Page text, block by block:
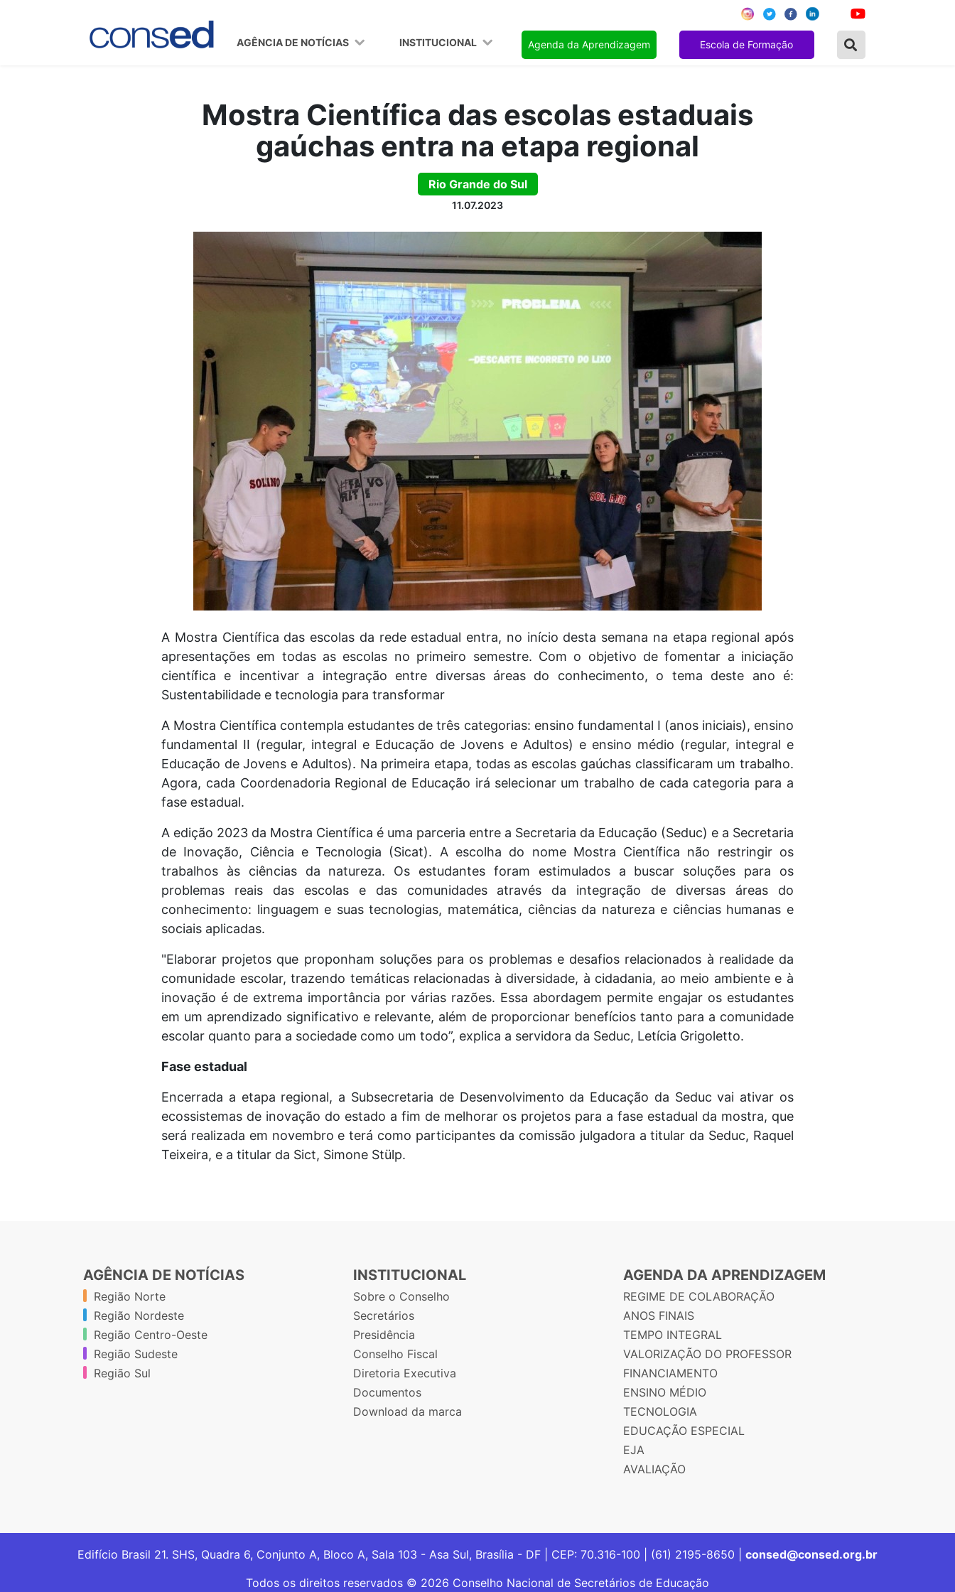
AGÊNCIA DE NOTÍCIAS INSTITUCIONAL Agenda da Aprendizagem Escola de Formação
Mostra Científica das escolas estaduais
gaúchas entra na etapa regional
Rio Grande do Sul
11.07.2023
A Mostra Científica das escolas da rede estadual entra, no início desta semana na etapa regional após
apresentações em todas as escolas no primeiro semestre. Com o objetivo de fomentar a iniciação
científica e incentivar a integração entre diversas áreas do conhecimento, o tema deste ano é:
Sustentabilidade e tecnologia para transformar
A Mostra Científica contempla estudantes de três categorias: ensino fundamental I (anos iniciais), ensino
fundamental II (regular, integral e Educação de Jovens e Adultos) e ensino médio (regular, integral e
Educação de Jovens e Adultos). Na primeira etapa, todas as escolas gaúchas classificaram um trabalho.
Agora, cada Coordenadoria Regional de Educação irá selecionar um trabalho de cada categoria para a
fase estadual.
A edição 2023 da Mostra Científica é uma parceria entre a Secretaria da Educação (Seduc) e a Secretaria
de Inovação, Ciência e Tecnologia (Sicat). A escolha do nome Mostra Científica não restringir os
trabalhos às ciências da natureza. Os estudantes foram estimulados a buscar soluções para os
problemas reais das escolas e das comunidades através da integração de diversas áreas do
conhecimento: linguagem e suas tecnologias, matemática, ciências da natureza e ciências humanas e
sociais aplicadas.
"Elaborar projetos que proponham soluções para os problemas e desafios relacionados à realidade da
comunidade escolar, trazendo temáticas relacionadas à diversidade, à cidadania, ao meio ambiente e à
inovação é de extrema importância por várias razões. Essa abordagem permite engajar os estudantes
em um aprendizado significativo e relevante, além de proporcionar benefícios tanto para a comunidade
escolar quanto para a sociedade como um todo”, explica a servidora da Seduc, Letícia Grigoletto.
Fase estadual
Encerrada a etapa regional, a Subsecretaria de Desenvolvimento da Educação da Seduc vai ativar os
ecossistemas de inovação do estado a fim de melhorar os projetos para a fase estadual da mostra, que
será realizada em novembro e terá como participantes da comissão julgadora a titular da Seduc, Raquel
Teixeira, e a titular da Sict, Simone Stülp.
AGÊNCIA DE NOTÍCIAS
Região Norte
Região Nordeste
Região Centro-Oeste
Região Sudeste
Região Sul
INSTITUCIONAL
Sobre o Conselho
Secretários
Presidência
Conselho Fiscal
Diretoria Executiva
Documentos
Download da marca
AGENDA DA APRENDIZAGEM
REGIME DE COLABORAÇÃO
ANOS FINAIS
TEMPO INTEGRAL
VALORIZAÇÃO DO PROFESSOR
FINANCIAMENTO
ENSINO MÉDIO
TECNOLOGIA
EDUCAÇÃO ESPECIAL
EJA
AVALIAÇÃO
Edifício Brasil 21. SHS, Quadra 6, Conjunto A, Bloco A, Sala 103 - Asa Sul, Brasília - DF | CEP: 70.316-100 | (61) 2195-8650 | consed@consed.org.br
Todos os direitos reservados © 2026 Conselho Nacional de Secretários de Educação